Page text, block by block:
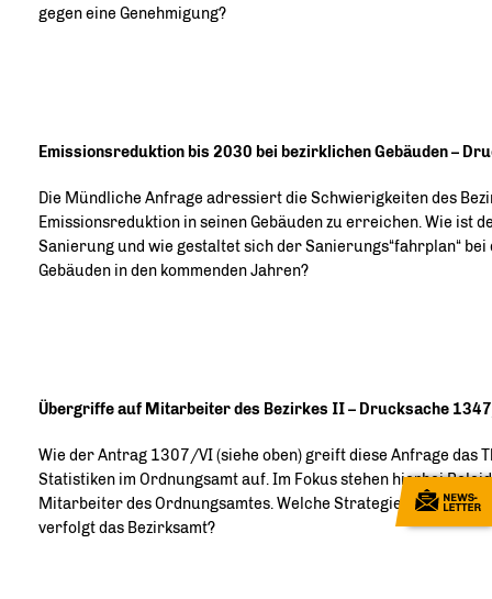
gegen eine Genehmigung?
Emissionsreduktion bis 2030 bei bezirklichen Gebäuden –
Die Mündliche Anfrage adressiert die Schwierigkeiten des
Emissionsreduktion in seinen Gebäuden zu erreichen. Wie ist
Sanierung und wie gestaltet sich der Sanierungs“fahrplan“
Gebäuden in den kommenden Jahren?
Übergriffe auf Mitarbeiter des Bezirkes II – Drucksache
Wie der Antrag 1307/VI (siehe oben) greift diese Anfrage das
Statistiken im Ordnungsamt auf. Im Fokus stehen hierbei
Mitarbeiter des Ordnungsamtes. Welche Strategien zur
verfolgt das Bezirksamt?